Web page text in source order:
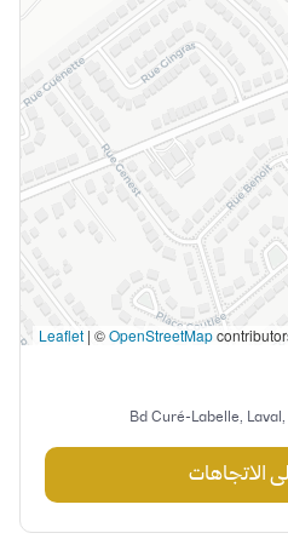
| ©OpenStreetMap
الاتجاهات